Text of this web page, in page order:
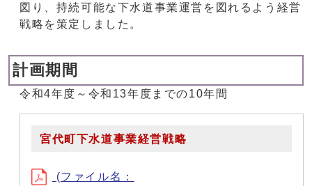
図り、持続可能な下水道事業運営を図れるよう経営
戦略を策定しました。
計画期間
令和4年度～令和13年度までの10年間
宮代町下水道事業経営戦略
(ファイル名：